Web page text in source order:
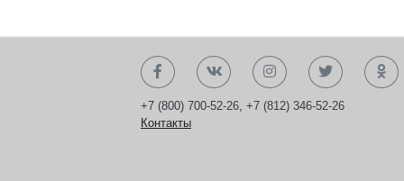
+7 (800) 700-52-26, +7 (812) 346-52-26
Контакты